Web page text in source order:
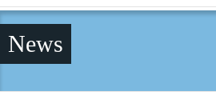
Startseite
Ranch
News